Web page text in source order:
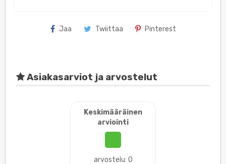
Jaa Twiittaa Pinterest
Asiakasarviot ja arvostelut
Keskimääräinen
arviointi
arvostelu: 0